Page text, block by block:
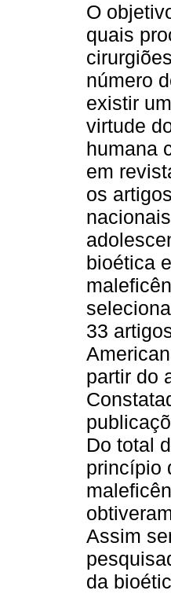
O
quais
número
existir
virtude
humana
em
os
bioética
33
partir do
Do total
princípio
Assim
da